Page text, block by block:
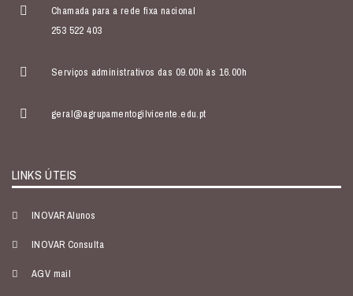
Chamada para a rede fixa nacional
253 522 403
Serviços administrativos das 09.00h às 16.00h
geral@agrupamentogilvicente.edu.pt
LINKS ÚTEIS
INOVAR Alunos
INOVAR Consulta
AGV mail